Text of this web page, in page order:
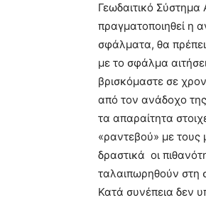
Γεωδαιτικό
πραγματοποιηθεί η
σφάλματα, θα
με το σφάλμα
βρισκόμαστε σε
από τον ανάδοχο
τα απαραίτητα
«ραντεβού» με τους
δραστικά οι
ταλαιπωρηθούν στη
Κατά συνέπεια δεν